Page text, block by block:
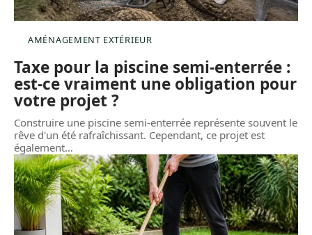
AMÉNAGEMENT EXTÉRIEUR
Taxe pour la piscine semi-enterrée :
est-ce vraiment une obligation pour
votre projet ?
Construire une piscine semi-enterrée représente souvent le
rêve d'un été rafraîchissant. Cependant, ce projet est
également…